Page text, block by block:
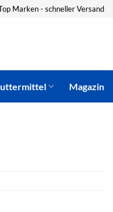
Marken - schneller Versand
Magazin